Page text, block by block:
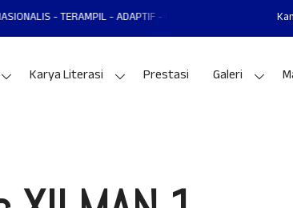
- ADAPTIF - PRESTASI MAN 1
Karya Literasi Prestasi Galeri